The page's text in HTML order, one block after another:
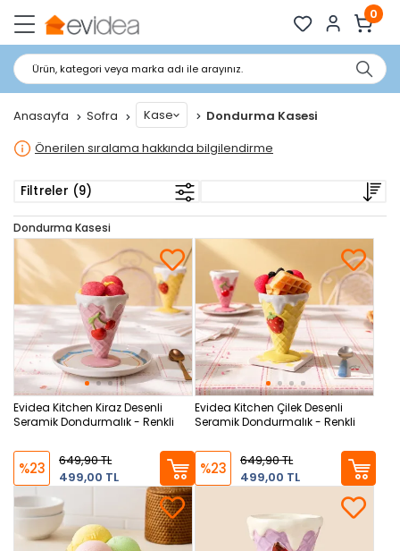
0
Ürün, kategori veya marka adı ile arayınız.
Anasayfa Sofra Kase Dondurma Kasesi
Önerilen sıralama hakkında bilgilendirme
Filtreler (9)
Dondurma Kasesi
Evidea Kitchen Kiraz Desenli
Seramik Dondurmalık - Renkli
%23
649,90 TL
499,00 TL
Evidea Kitchen Çilek Desenli
Seramik Dondurmalık - Renkli
%23
649,90 TL
499,00 TL